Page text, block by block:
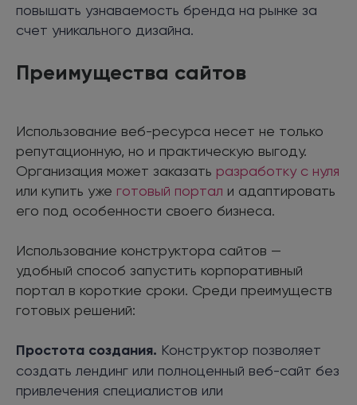
повышать узнаваемость бренда на рынке за
счет уникального дизайна.
Преимущества сайтов
Использование веб-ресурса несет не только
репутационную, но и практическую выгоду.
Организация может заказать разработку с нуля
или купить уже готовый портал и адаптировать
его под особенности своего бизнеса.
Использование конструктора сайтов —
удобный способ запустить корпоративный
портал в короткие сроки. Среди преимуществ
готовых решений:
Простота создания. Конструктор позволяет
создать лендинг или полноценный веб-сайт без
привлечения специалистов или